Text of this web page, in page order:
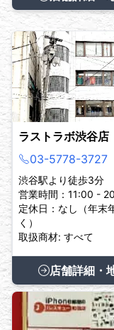
ラストラボ渋谷店
03-5778-3727
渋谷駅より徒歩3分
営業時間：11:00 -
定休日：なし（年末
く）
取扱商材: すべて
店舗詳細・